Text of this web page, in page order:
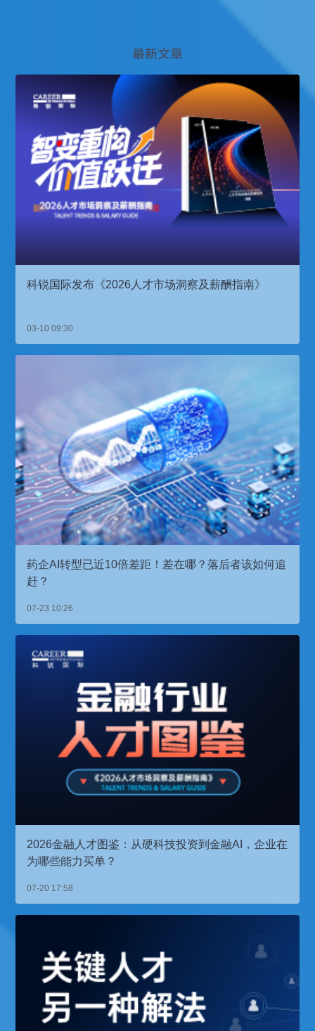
最新文章
科锐国际发布《2026人才市场洞察及薪酬指南》
03-10 09:30
药企AI转型已近10倍差距！差在哪？落后者该如何追
赶？
07-23 10:26
2026金融人才图鉴：从硬科技投资到金融AI，企业在
为哪些能力买单？
07-20 17:58